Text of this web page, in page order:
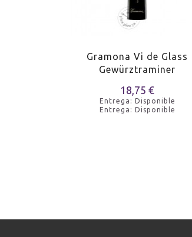
MARIDAJE
MARIDAJE
Gramona Vi de Glass
Gewürztraminer
18,75 €
Entrega: Disponible
Entrega: Disponible